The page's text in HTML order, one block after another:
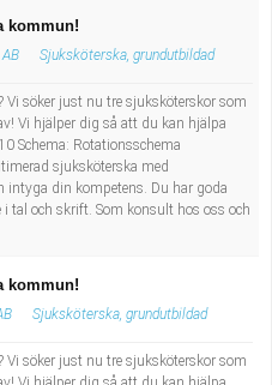
kommun!
Sjuksköterska, grundutbildad
söker just nu tre sjuksköterskor som
Vi hjälper dig så att du kan hjälpa
Schema: Rotationsschema
sjuksköterska med
intyga din kompetens. Du har goda
tal och skrift. Som konsult hos oss och
kommun!
Sjuksköterska, grundutbildad
söker just nu tre sjuksköterskor som